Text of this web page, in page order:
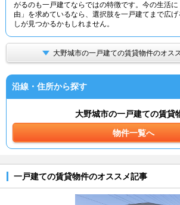
がるのも一戸建てならではの特徴です。今の生活に
由」を求めているなら、選択肢を一戸建てまで広
しが見つかるかもしれません。
大野城市の一戸建ての賃貸物件のオス
沿線・住所から探す
大野城市の一戸建ての賃貸
物件一覧へ
一戸建ての賃貸物件のオススメ記事